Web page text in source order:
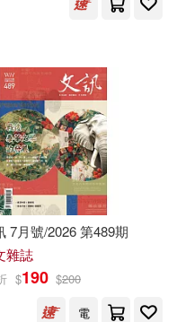
7月號/2026 第489期
雜誌
$190 $200
電